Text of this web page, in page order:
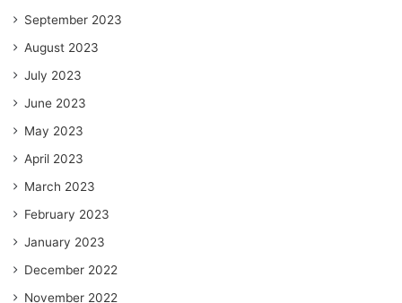
September 2023
August 2023
July 2023
June 2023
May 2023
April 2023
March 2023
February 2023
January 2023
December 2022
November 2022